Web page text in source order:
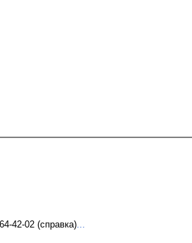
42-02 (справка)